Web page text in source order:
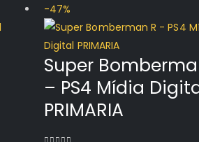
-47%
Super
– PS4 Mídia
PRIMARIA